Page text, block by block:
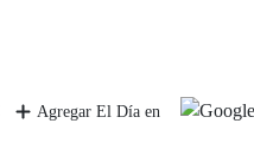
Agregar El Día en